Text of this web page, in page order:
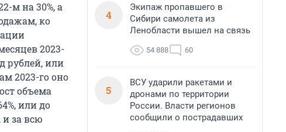
м на 30%, а
ко
2023-
рублей, или
2023-го оно
объема
или до
за всю
4
Экипаж пропавшего в
Сибири самолета из
Ленобласти вышел на связь
54 888 60
5
ВСУ ударили ракетами и
дронами по территории
России. Власти регионов
сообщили о пострадавших